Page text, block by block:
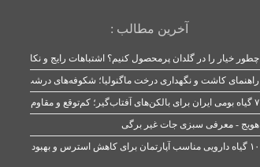
آخرین مطالب :
چطور خیار را در گلدان پرمحصول کنیم؟ اشتباهات رایج و نکات طلایی
راهنمای کاشت و نگهداری درخت ماگنولیا؛ شکوفه‌های درشت در بهار
۷ گیاه بومی ایران برای بالکن‌های آفتاب‌گیر؛ کم‌توقع و مقاوم
هویج - معرفی سبزی جات غیر برگی
۱۰ گیاه دارویی مناسب آپارتمان برای کاهش استرس و بهبود خواب